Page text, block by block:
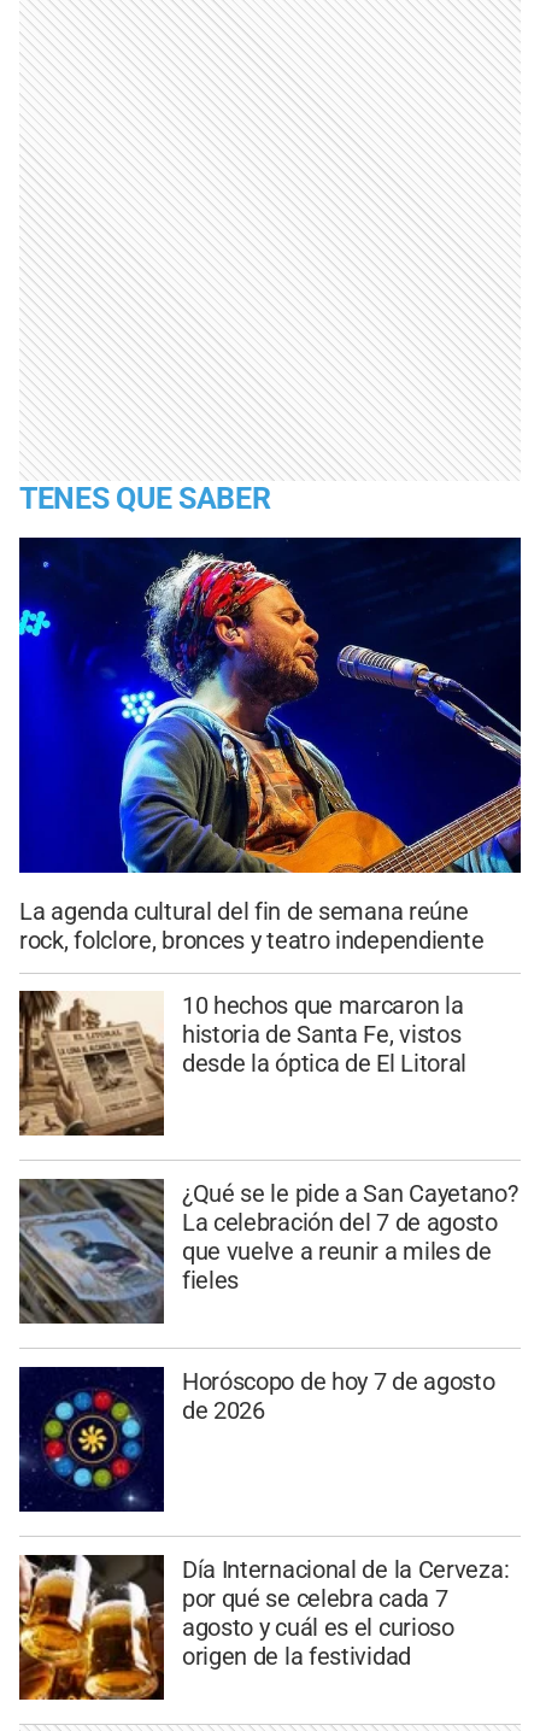
TENES QUE SABER
La agenda cultural del fin de semana reúne
rock, folclore, bronces y teatro independiente
10 hechos que marcaron la
historia de Santa Fe, vistos
desde la óptica de El Litoral
¿Qué se le pide a San Cayetano?
La celebración del 7 de agosto
que vuelve a reunir a miles de
fieles
Horóscopo de hoy 7 de agosto
de 2026
Día Internacional de la Cerveza:
por qué se celebra cada 7
agosto y cuál es el curioso
origen de la festividad